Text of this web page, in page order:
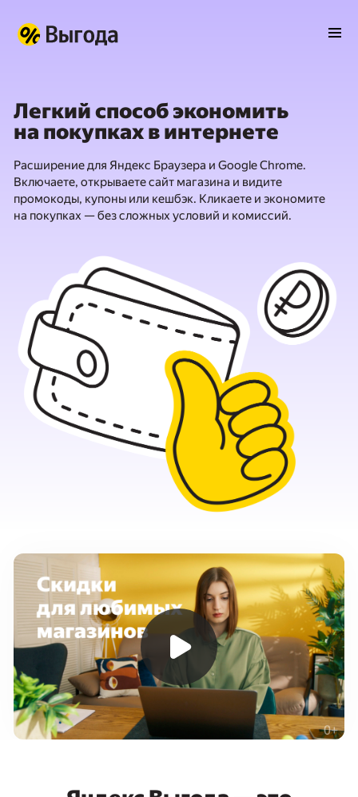
Легкий способ экономить
на покупках в интернете
Расширение для Яндекс Браузера и Google Chrome.
Включаете, открываете сайт магазина и видите
промокоды, купоны или кешбэк. Кликаете и экономите
на покупках — без сложных условий и комиссий.